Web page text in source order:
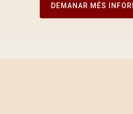
DEMANAR MÉS